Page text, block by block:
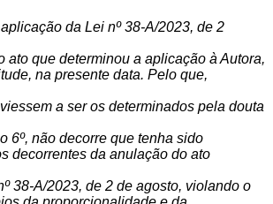
da Lei nº 38-A/2023, de 2
que determinou a aplicação à Autora,
na presente data. Pelo que,
a ser os determinados pela douta
6º, não decorre que tenha sido
decorrentes da anulação do ato
38-A/2023, de 2 de agosto, violando o